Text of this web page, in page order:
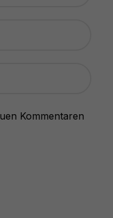
Kommentaren